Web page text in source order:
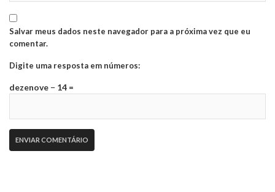
Salvar meus dados neste navegador para a próxima vez que eu
comentar.
Digite uma resposta em números:
dezenove − 14 =